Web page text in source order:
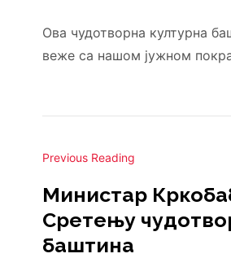
Ова чудотворна културна
веже са нашом јужном
Previous Reading
Министар
Сретењу
баштина